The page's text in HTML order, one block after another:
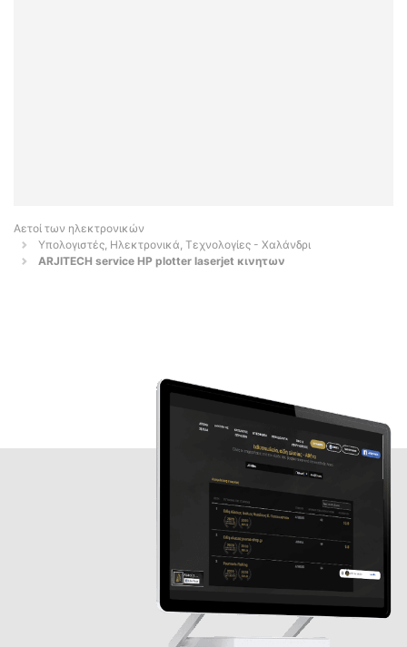
Αετοί των ηλεκτρονικών
Υπολογιστές, Ηλεκτρονικά, Τεχνολογίες - Χαλάνδρι
ARJITECH service HP plotter laserjet κινητων